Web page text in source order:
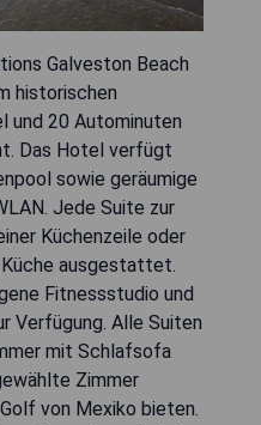
Galveston Beach
historischen
und 20 Autominuten
Das Hotel verfügt
sowie geräumige
Jede Suite zur
Küchenzeile oder
ausgestattet.
Fitnessstudio und
Verfügung. Alle Suiten
mit Schlafsofa
Zimmer
von Mexiko bieten.